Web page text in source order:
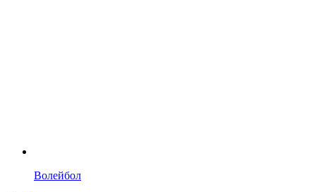
Волейбол